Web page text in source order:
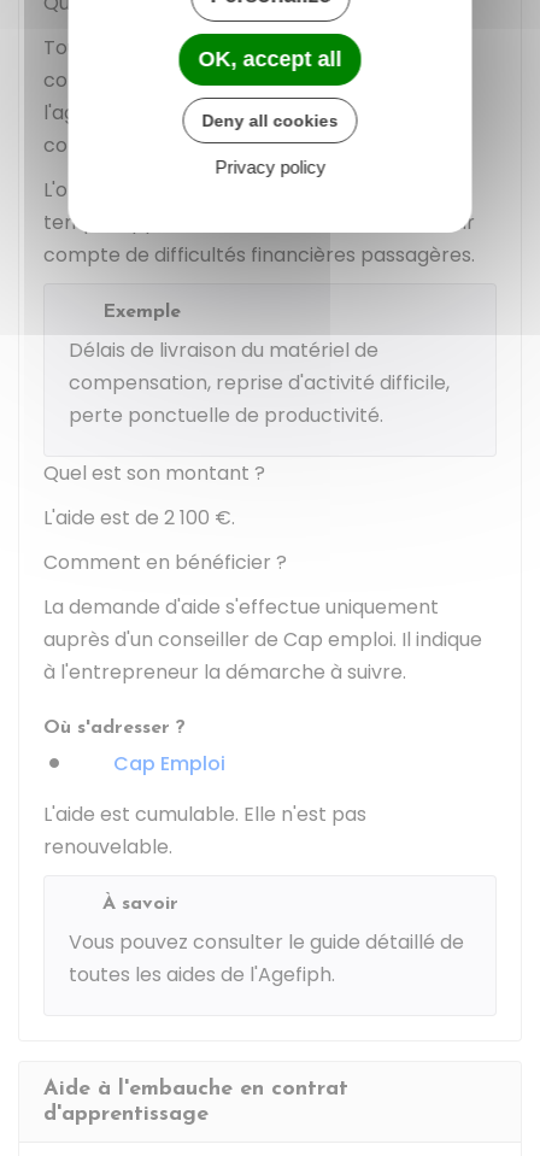
Tout employeur d'un salarié handicapé à
condition que la médecine du travail atteste
l'aggravation du handicap ou l'évolution du
contexte professionnel.
L'objectif de cette aide est de compenser le
temps supplémentaire nécessaire et de tenir
compte de difficultés financières passagères.
Exemple
Délais de livraison du matériel de
compensation, reprise d'activité difficile,
perte ponctuelle de productivité.
Quel est son montant ?
L'aide est de 2 100 €.
Comment en bénéficier ?
La demande d'aide s'effectue uniquement
auprès d'un conseiller de Cap emploi. Il indique
à l'entrepreneur la démarche à suivre.
Où s'adresser ?
Cap Emploi
L'aide est cumulable. Elle n'est pas
renouvelable.
À savoir
Vous pouvez consulter le guide détaillé de
toutes les aides de l'Agefiph.
Aide à l'embauche en contrat
d'apprentissage
OK, accept all
Deny all cookies
Privacy policy